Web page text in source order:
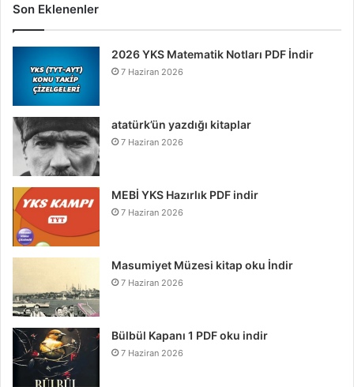
Son Eklenenler
2026 YKS Matematik Notları PDF İndir
7 Haziran 2026
atatürk’ün yazdığı kitaplar
7 Haziran 2026
MEBİ YKS Hazırlık PDF indir
7 Haziran 2026
Masumiyet Müzesi kitap oku İndir
7 Haziran 2026
Bülbül Kapanı 1 PDF oku indir
7 Haziran 2026